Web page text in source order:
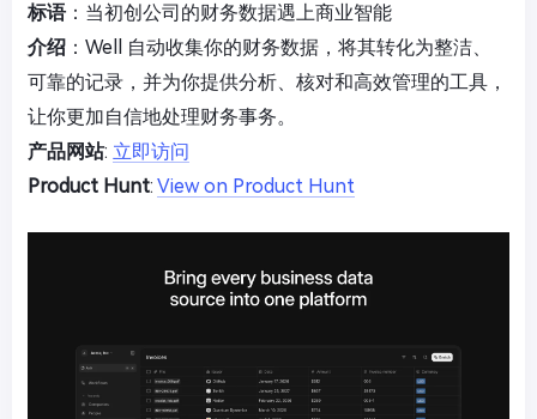
标语：当初创公司的财务数据遇上商业智能
介绍 ：Well 自动收集你的财务数据，将其转化为整洁、
可靠的记录，并为你提供分析、核对和高效管理的工具，
让你更加自信地处理财务事务。
产品网站: 立即访问
Product Hunt: View on Product Hunt